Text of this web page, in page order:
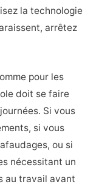
la technologie
arrêtez
pour les
doit se faire
Si vous
si vous
ou si
nécessitant un
au travail avant